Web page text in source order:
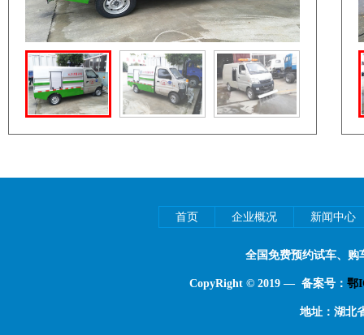
首页 企业概况 新闻中心
全国免费预约试车、购
CopyRight © 2019 — 备案号： 鄂
地址：湖北